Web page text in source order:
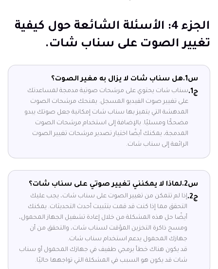
الجزء 4: الأسئلة الشائعة حول كيفية
تغيير الصوت على سناب شات.
س1.
هل سناب شات لا يزال به مغير الصوت؟
ج1.
سناب شات يحتوي على مرشحات صوتية مدمجة لمساعدتك
على تغيير صوت الفيديو المسجل. يمنحك مرشحات الصوت
المدهشة التي يتميز بها سناب شات إمكانية جعل صوتك يبدو
مضحكًا ومسليًا. بالإضافة إلى استخدام مرشحات الصوت
المدمجة، يمكنك أيضًا اختيار تصدير مرشحات تغيير الصوت
الرائعة إلى سناب شات.
س2.
لماذا لا يمكنني تغيير صوتي على سناب شات؟
ج2.
إذا لم تتمكن من تغيير الصوت على سناب شات، يجب عليك
التحقق مما إذا كنت قد قمت بتثبيت أحدث التحديثات. يمكنك
أيضًا حل هذه المشكلة من خلال إعادة تشغيل الجهاز المحمول،
ومسح ذاكرة التخزين المؤقت لسناب شات، والتحقق من أن
جهازك المحمول يدعم استخدام سناب شات.
قد يكون هناك خطأ برمجي طفيف في جهازك المحمول أو سناب
شات قد يكون هو السبب في المشكلة التي تواجهها حاليًا.